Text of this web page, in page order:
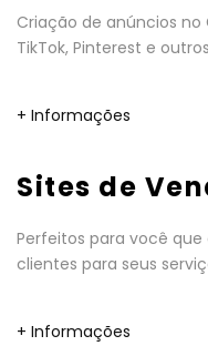
Criação de anúncios no
TikTok, Pinterest e
+ Informações
Sites de
Perfeitos para você
clientes para seus
+ Informações